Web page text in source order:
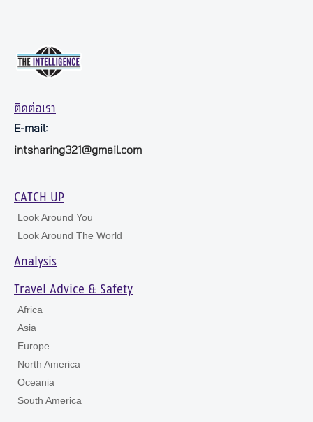
ติดต่อเรา
E-mail:
intsharing321@gmail.com
CATCH UP
Look Around You
Look Around The World
Analysis
Travel Advice & Safety
Africa
Asia
Europe
North America
Oceania
South America